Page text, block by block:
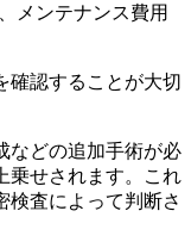
メンテナンス費用
確認することが大切
などの追加手術が必
乗せされます。これ
検査によって判断さ